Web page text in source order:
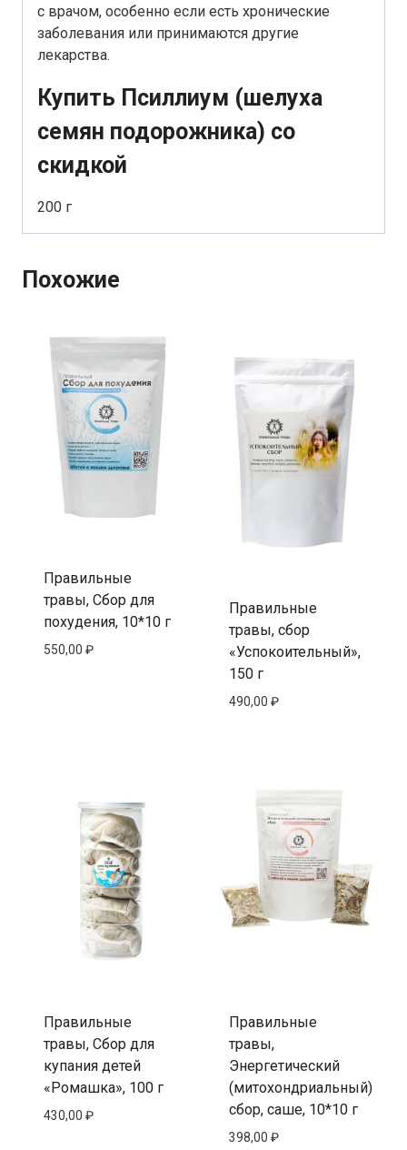
с врачом, особенно если есть хронические
заболевания или принимаются другие
лекарства.
Купить Псиллиум (шелуха
семян подорожника) со
скидкой
200 г
Похожие
Правильные
травы, Сбор для
похудения, 10*10 г
550,00 ₽
Правильные
травы, сбор
«Успокоительный»,
150 г
490,00 ₽
Правильные
травы, Сбор для
купания детей
«Ромашка», 100 г
430,00 ₽
Правильные
травы,
Энергетический
(митохондриальный)
сбор, саше, 10*10 г
398,00 ₽